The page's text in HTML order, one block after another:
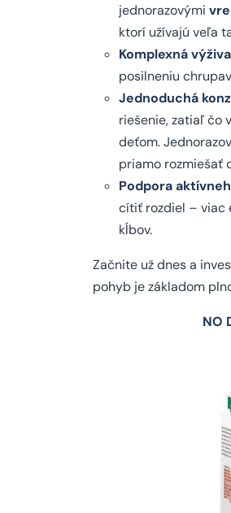
jednorazovými
ktorí užívajú veľa
Komplexná
posilneniu
Jednoduchá
riešenie, zatiaľ čo
deťom.
priamo rozmiešať
Podpora
cítiť rozdiel – viac
kĺbov.
Začnite už dnes a
pohyb je základom